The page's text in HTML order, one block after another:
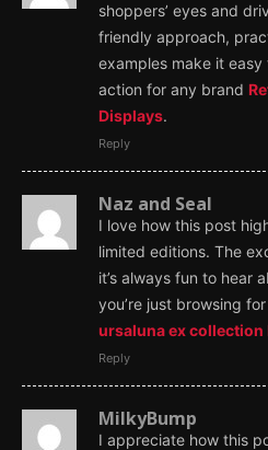
shoppers’ eyes and
friendly approach,
examples make it
action for any brand
Displays.
Reply
Naz and Seal
I love how this post
limited editions. The
it’s always fun to hear
you’re just browsing
ursaluna ex collection
Reply
MilkyBump
I appreciate how this